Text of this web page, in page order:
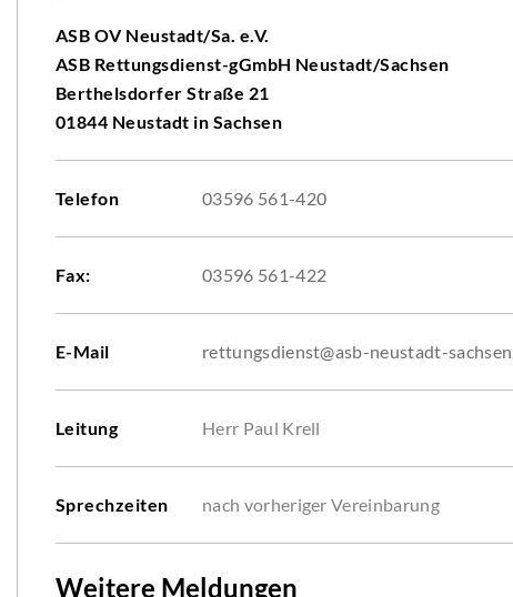
ASB OV Neustadt/Sa. e.V.
ASB Rettungsdienst-gGmbH Neustadt/Sachsen
Berthelsdorfer Straße 21
01844 Neustadt in Sachsen
Telefon 03596 561-420
Fax: 03596 561-422
E-Mail rettungsdienst@asb-neustadt-
Leitung Herr Paul Krell
Sprechzeiten nach vorheriger Vereinbarung
Weitere Meldungen